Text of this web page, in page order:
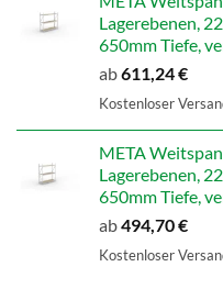
Lagerebenen,
650mm Tiefe,
ab611,24€
Kostenloser
META
Lagerebenen,
650mm Tiefe,
ab494,70€
Kostenloser